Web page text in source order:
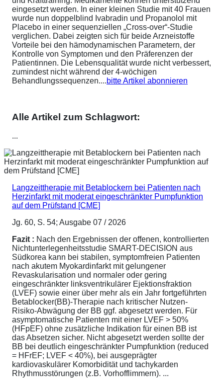
eingesetzt werden. In einer kleinen Studie mit 40 Frauen
wurde nun doppelblind Ivabradin und Propanolol mit
Placebo in einer sequenziellen „Cross-over“-Studie
verglichen. Dabei zeigten sich für beide Arzneistoffe
Vorteile bei den hämodynamischen Parametern, der
Kontrolle von Symptomen und den Präferenzen der
Patientinnen. Die Lebensqualität wurde nicht verbessert,
zumindest nicht während der 4-wöchigen
Behandlungssequenzen....bitte Artikel abonnieren
Alle Artikel zum Schlagwort:
...
Langzeittherapie mit Betablockern bei Patienten nach
Herzinfarkt mit moderat eingeschränkter Pumpfunktion
auf dem Prüfstand [CME]
Jg. 60, S. 54; Ausgabe 07 / 2026
Fazit : Nach den Ergebnissen der offenen, kontrollierten
Nichtunterlegenheitsstudie SMART-DECISION aus
Südkorea kann bei stabilen, symptomfreien Patienten
nach akutem Myokardinfarkt mit gelungener
Revaskularisation und normaler oder gering
eingeschränkter linksventrikulärer Ejektionsfraktion
(LVEF) sowie einer über mehr als ein Jahr fortgeführten
Betablocker(BB)-Therapie nach kritischer Nutzen-
Risiko-Abwägung der BB ggf. abgesetzt werden. Für
asymptomatische Patienten mit einer LVEF > 50%
(HFpEF) ohne zusätzliche Indikation für einen BB ist
das Absetzen sicher. Nicht abgesetzt werden sollte der
BB bei deutlich eingeschränkter Pumpfunktion (reduced
= HFrEF; LVEF < 40%), bei ausgeprägter
kardiovaskulärer Komorbidität und tachykarden
Rhythmusstörungen (z.B. Vorhofflimmern). ...